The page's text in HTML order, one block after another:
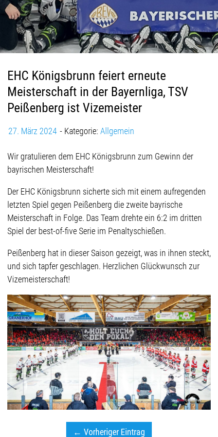
v
i
g
a
EHC Königsbrunn feiert erneute
Meisterschaft in der Bayernliga, TSV
Peißenberg ist Vizemeister
27. März 2024 Kategorie: Allgemein
Wir gratulieren dem EHC Königsbrunn zum Gewinn der
bayrischen Meisterschaft!
Der EHC Königsbrunn sicherte sich mit einem aufregenden
letzten Spiel gegen Peißenberg die zweite bayrische
Meisterschaft in Folge. Das Team drehte ein 6:2 im dritten
Spiel der best-of-five Serie im Penaltyschießen.
Peißenberg hat in dieser Saison gezeigt, was in ihnen steckt,
und sich tapfer geschlagen. Herzlichen Glückwunsch zur
Vizemeisterschaft!
← Vorheriger Eintrag